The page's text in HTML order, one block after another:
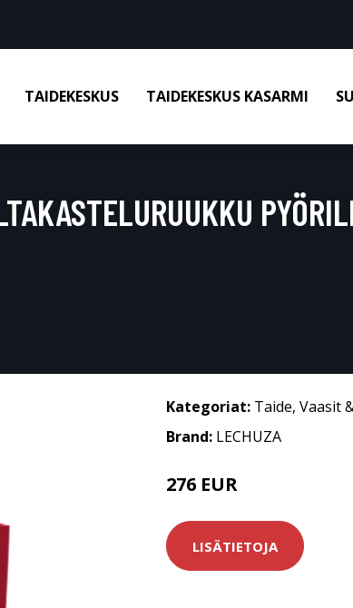
TAIDEKESKUS TAIDEKESKUS KASARMI
Kategoriat: Taide, Vaasit
Brand: LECHUZA
276 EUR
LISÄTIETOJA